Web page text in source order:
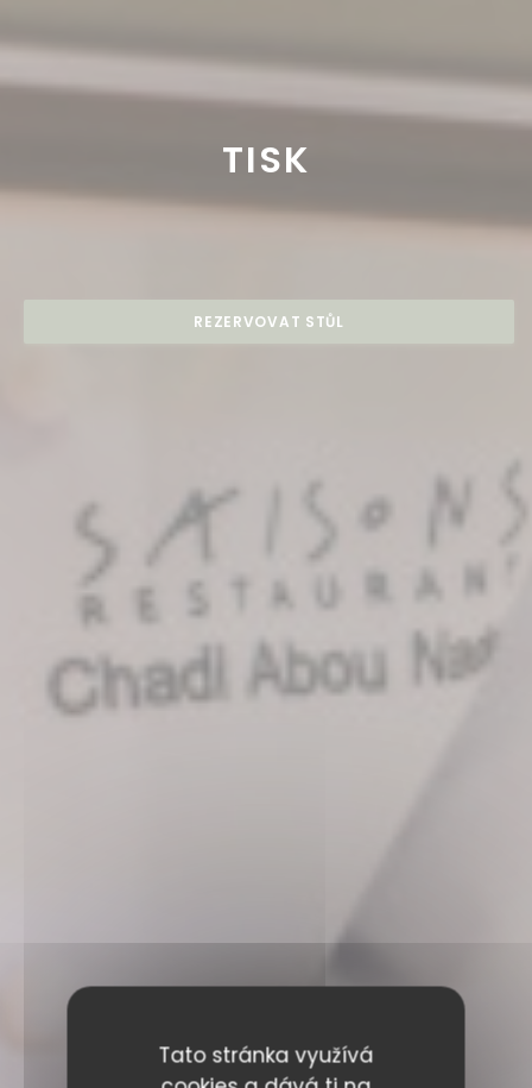
Tato stránka využívá
TISK
REZERVOVAT STŮL